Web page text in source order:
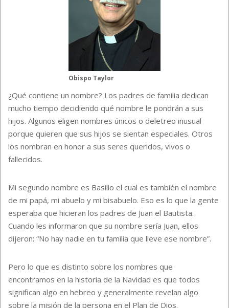
Obispo Taylor
¿Qué contiene un nombre? Los padres de familia dedican
mucho tiempo decidiendo qué nombre le pondrán a sus
hijos. Algunos eligen nombres únicos o deletreo inusual
porque quieren que sus hijos se sientan especiales. Otros
los nombran en honor a sus seres queridos, vivos o
fallecidos.
Mi segundo nombre es Basilio el cual es también el nombre
de mi papá, mi abuelo y mi bisabuelo. Eso es lo que la gente
esperaba que hicieran los padres de Juan el Bautista.
Cuando les informaron que su nombre sería Juan, ellos
dijeron: “No hay nadie en tu familia que lleve ese nombre”.
Pero lo que es distinto sobre los nombres que
encontramos en la historia de la Navidad es que todos
significan algo en hebreo y generalmente revelan algo
sobre la misión de la persona en el Plan de Dios.